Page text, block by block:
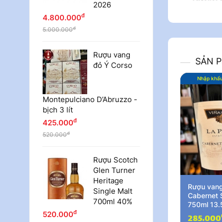
2026
4.800.000đ
5.000.000đ
Rượu vang
đỏ Ý Corso
Montepulciano D’Abruzzo -
bịch 3 lít
425.000đ
520.000đ
Rượu Scotch
Glen Turner
Heritage
Single Malt
700ml 40%
520.000đ
SẢN
Nhập
Rượu
Cabernet
750ml